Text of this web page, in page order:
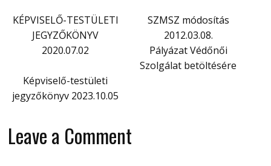
KÉPVISELŐ-TESTÜLETI
JEGYZŐKÖNYV
2020.07.02
SZMSZ módosítás
2012.03.08.
Pályázat Védőnői
Szolgálat betöltésére
Képviselő-testületi
jegyzőkönyv 2023.10.05
Leave a Comment